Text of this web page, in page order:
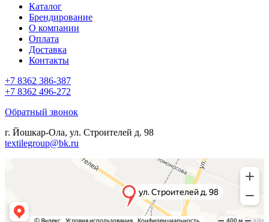
Каталог
Брендирование
О компании
Оплата
Доставка
Контакты
+7 8362 386-387
+7 8362 496-272
Обратный звонок
г. Йошкар-Ола, ул. Строителей д. 98
textilegroup@bk.ru